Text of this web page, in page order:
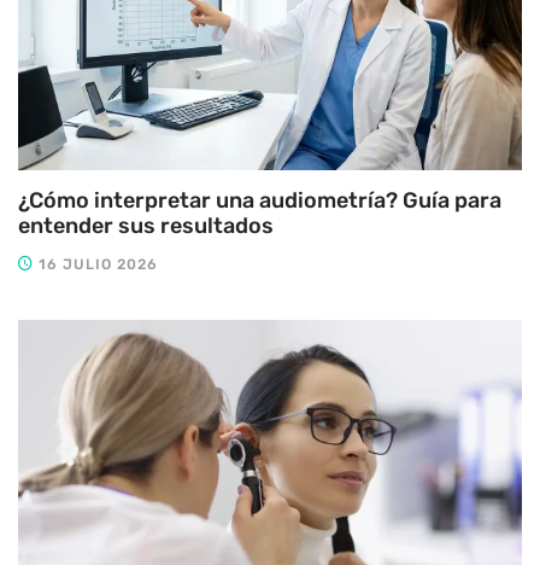
¿Cómo interpretar una audiometría? Guía para
entender sus resultados
16 JULIO 2026